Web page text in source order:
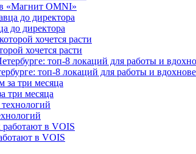
в «Магнит OMNI»
до директора
хочется расти
топ-8 локаций для работы и
три месяца
в VOIS